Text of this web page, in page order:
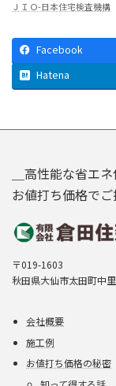
ＪＩＯ-日本住宅検査機構
Facebook
Hatena
＿高性能な省エ
お値打ち価格でご
〒019-1603
秋田県大仙市太田町中
会社概要
施工例
お値打ち価格の秘密